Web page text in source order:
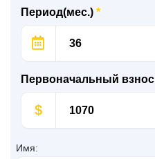
Период(мес.) *
Первоначальный взнос
$
Имя: